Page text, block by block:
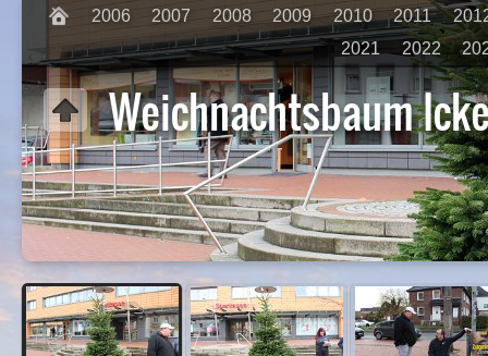
2006 2007 2008 2009 2010 2011
2021
2022
Weichnachtsbaum